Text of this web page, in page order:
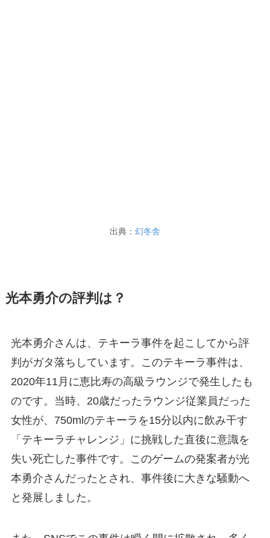
出典： 幻冬舎
光本勇介の評判は？
光本勇介さんは、テキーラ事件を起こしてから評
判がガタ落ちしています。このテキーラ事件は、
2020年11月に恵比寿の高級ラウンジで発生したも
のです。当時、20歳だったラウンジ従業員だった
女性が、750mlのテキーラを15分以内に飲み干す
「テキーラチャレンジ」に挑戦した直後に意識を
失い死亡した事件です。このゲームの発案者が光
本勇介さんだったとされ、事件後に大きな騒動へ
と発展しました。